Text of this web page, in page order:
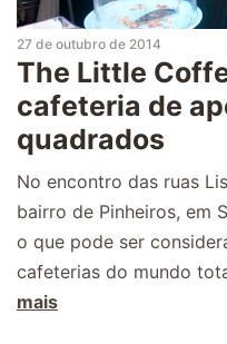
27 de outubro de 2014
The Little
cafeteria de
quadrados
No encontro das ruas
bairro de Pinheiros, em
o que pode ser
cafeterias do mundo
mais